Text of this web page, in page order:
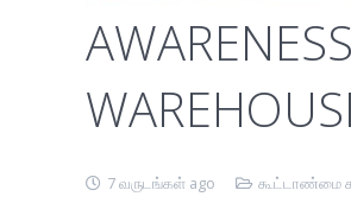
7 வருடங்கள் ago கூட்டாண்மை